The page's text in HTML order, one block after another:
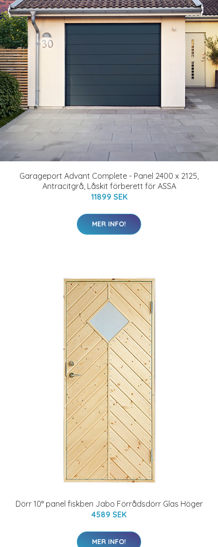
Garageport Advant Complete - Panel 2400 x 2125,
Antracitgrå, Låskit förberett för ASSA
11899 SEK
MER INFO!
Dörr 10° panel fiskben Jabo Förrådsdörr Glas Höger
4589 SEK
MER INFO!